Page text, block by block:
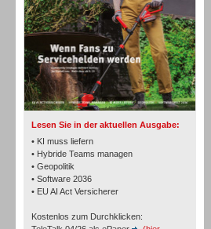
Lesen Sie in der aktuellen Ausgabe:
• KI muss liefern
• Hybride Teams managen
• Geopolitik
• Software 2036
• EU AI Act Versicherer
Kostenlos zum Durchklicken:
TK- und ACD-Systeme
Workforce-Management